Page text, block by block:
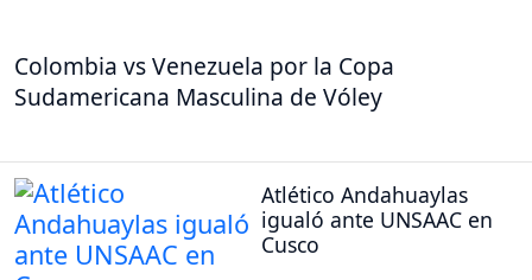
Colombia vs Venezuela por la Copa
Sudamericana Masculina de Vóley
Atlético Andahuaylas
igualó ante UNSAAC en
Cusco